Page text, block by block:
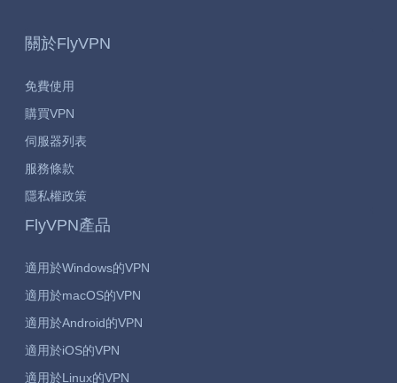
關於FlyVPN
免費使用
購買VPN
伺服器列表
服務條款
隱私權政策
FlyVPN產品
適用於Windows的VPN
適用於macOS的VPN
適用於Android的VPN
適用於iOS的VPN
適用於Linux的VPN